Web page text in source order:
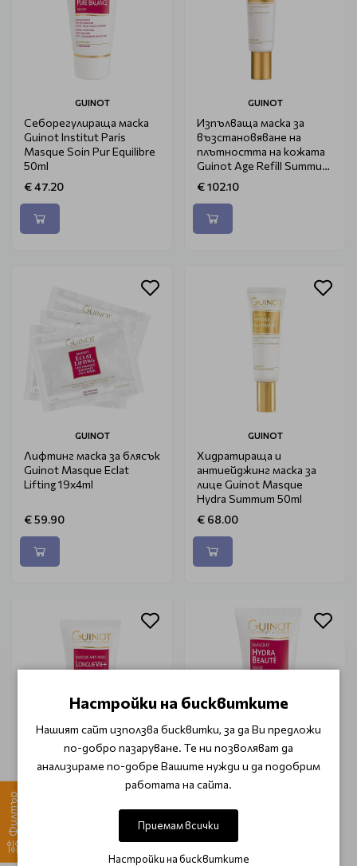
Филтър
GUINOT
Себорегулираща маска
Guinot Institut Paris
Masque Soin Pur Equilibre
50ml
€ 47.20
GUINOT
Изпълваща маска за
възстановяване на
плътността на кожата
Guinot Age Refill Summum
50ml
€ 102.10
GUINOT
Лифтинг маска за блясък
Guinot Masque Eclat
Lifting 19x4ml
€ 59.90
GUINOT
Хидратираща и
антиейджинг маска за
лице Guinot Masque
Hydra Summum 50ml
€ 68.00
GUINOT
Интензивна маска за
младостта на кожата
Guinot Longue Vie+ 50ml
GUINOT
Маска за интензивна
Beaute 50ml
€ 36.20
Настройки на бисквитките
Нашият сайт използва бисквитки, за да Ви предложи
по-добро пазаруване. Те ни позволяват да
анализираме по-добре Вашите нужди и да подобрим
работата на сайта.
Приемам всички
Настройки на бисквитките